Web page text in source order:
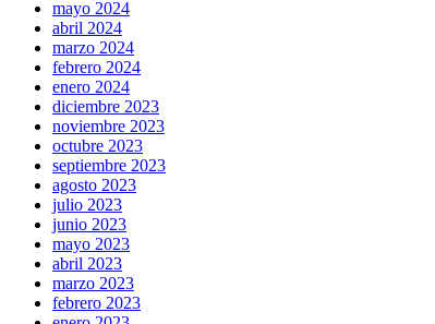
mayo 2024
abril 2024
marzo 2024
febrero 2024
enero 2024
diciembre 2023
noviembre 2023
octubre 2023
septiembre 2023
agosto 2023
julio 2023
junio 2023
mayo 2023
abril 2023
marzo 2023
febrero 2023